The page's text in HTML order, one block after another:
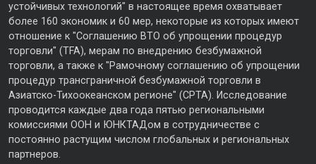
устойчивых технологий" в настоящее время охватывает
более 160 экономик и 60 мер, некоторые из которых имеют
отношение к "Соглашению ВТО об упрощении процедур
торговли" (TFA), мерам по внедрению безбумажной
торговли, а также к "Рамочному соглашению об упрощении
процедур трансграничной безбумажной торговли в
Азиатско-Тихоокеанском регионе" (CPTA). Исследование
проводится каждые два года пятью региональными
комиссиями ООН и ЮНКТАДом в сотрудничестве с
постоянно растущим числом глобальных и региональных
партнеров.